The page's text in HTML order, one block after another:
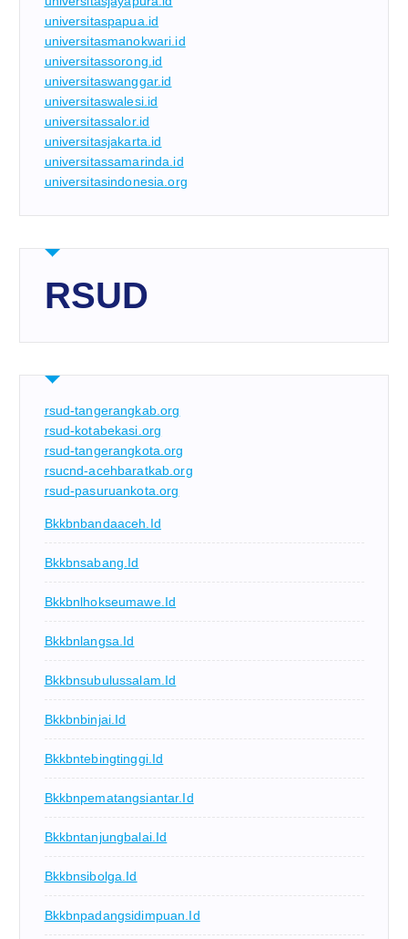
universitaspapua.id
universitasmanokwari.id
universitassorong.id
universitaswanggar.id
universitaswalesi.id
universitassalor.id
universitasjakarta.id
universitassamarinda.id
universitasindonesia.org
RSUD
rsud-tangerangkab.org
rsud-kotabekasi.org
rsud-tangerangkota.org
rsucnd-acehbaratkab.org
rsud-pasuruankota.org
Bkkbnbandaaceh.id
Bkkbnsabang.id
Bkkbnlhokseumawe.id
Bkkbnlangsa.id
Bkkbnsubulussalam.id
Bkkbnbinjai.id
Bkkbntebingtinggi.id
Bkkbnpematangsiantar.id
Bkkbntanjungbalai.id
Bkkbnsibolga.id
Bkkbnpadangsidimpuan.id